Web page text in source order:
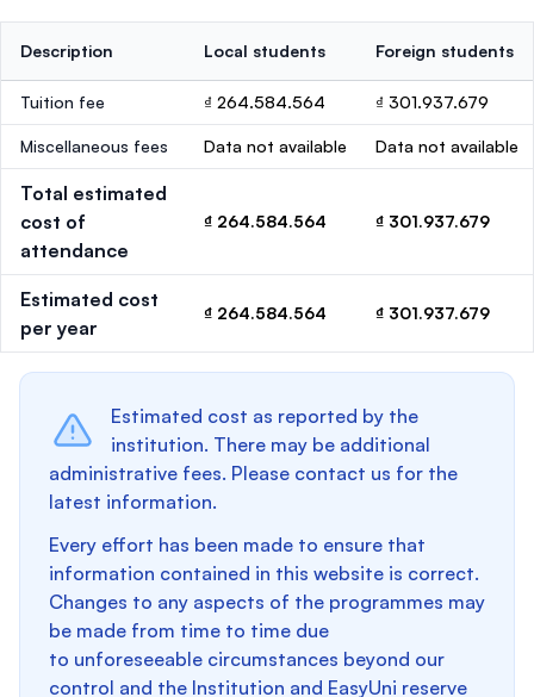
Description Local students Foreign students
Tuition fee ₫ 264.584.564 ₫ 301.937.679
Miscellaneous fees Data not available Data not available
Total estimated
cost of
attendance
₫ 264.584.564 ₫ 301.937.679
Estimated cost
per year
₫ 264.584.564 ₫ 301.937.679
Estimated cost as reported by the
institution. There may be additional
administrative fees. Please contact us for the
latest information.
Every effort has been made to ensure that
information contained in this website is correct.
Changes to any aspects of the programmes may
be made from time to time due
to unforeseeable circumstances beyond our
control and the Institution and EasyUni reserve